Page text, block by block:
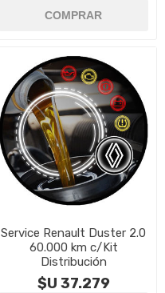
Service Renault Duster 2.0
60.000 km c/Kit
Distribución
$U 37.279